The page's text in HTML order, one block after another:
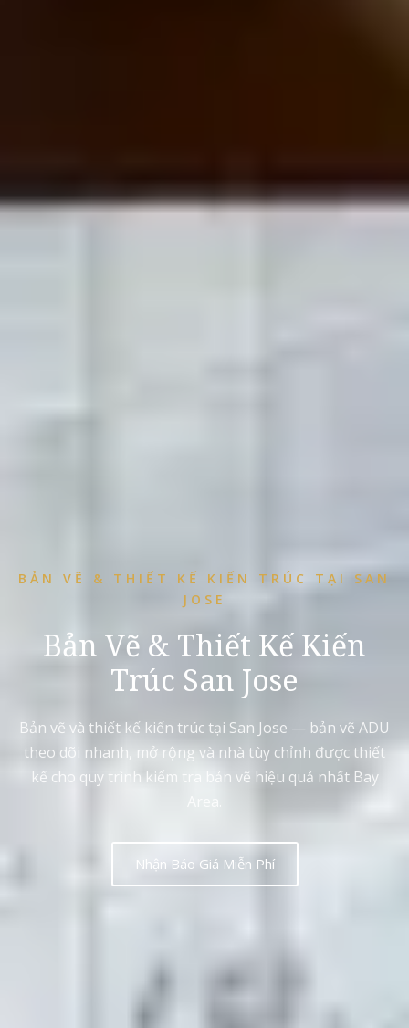
BẢN VẼ & THIẾT KẾ KIẾN TRÚC TẠI SAN
JOSE
Bản Vẽ & Thiết Kế Kiến
Trúc San Jose
Bản vẽ và thiết kế kiến trúc tại San Jose — bản vẽ ADU
theo dõi nhanh, mở rộng và nhà tùy chỉnh được thiết
kế cho quy trình kiểm tra bản vẽ hiệu quả nhất Bay
Nhận Báo Giá Miễn Phí